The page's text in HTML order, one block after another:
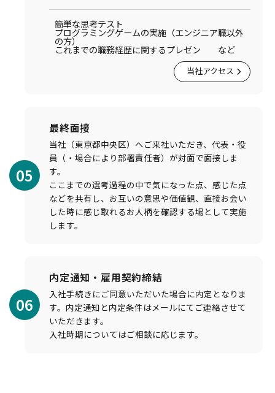
簡単な思考テスト
プログラミングゲームの実施（エンジニア職以外
の方）
これまでの職務経歴に関するプレゼン など
当社アクセス
05
最終面接
当社（東京都中央区）へご来社いただき、代表・役
員（・場合により部署責任者）が対面で面接しま
す。
ここまでの選考過程の中で気になった点、感じた点
などを共有し、お互いの意思や価値観、直接お会い
した時に感じ取れるお人柄を確認する場として実施
します。
06
内定通知・雇用契約締結
入社手続きにご同意いただいた場合に内定となりま
す。内定通知と内定条件はメールにてご連絡させて
いただきます。
入社時期についてはご相談に応じます。